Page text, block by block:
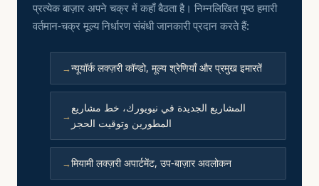
प्रत्येक बाज़ार अपने चक्र में कहाँ बैठता है। निम्नलिखित पृष्ठ हमारी
वर्तमान-चक्र मूल्य निर्धारण संबंधी जानकारी प्रदान करते हैं:
न्यूयॉर्क लक्ज़री कॉन्डो, मूल्य श्रेणियाँ और प्रमुख इमारतें
المشاريع الجديدة في نيويورك، خط مشاريع
المطورين وتوقيت الحجز
मियामी लक्ज़री अपार्टमेंट, उप-बाज़ार अवलोकन